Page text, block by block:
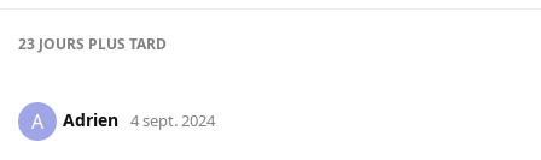
23 JOURS PLUS TARD
A Adrien 4 sept. 2024